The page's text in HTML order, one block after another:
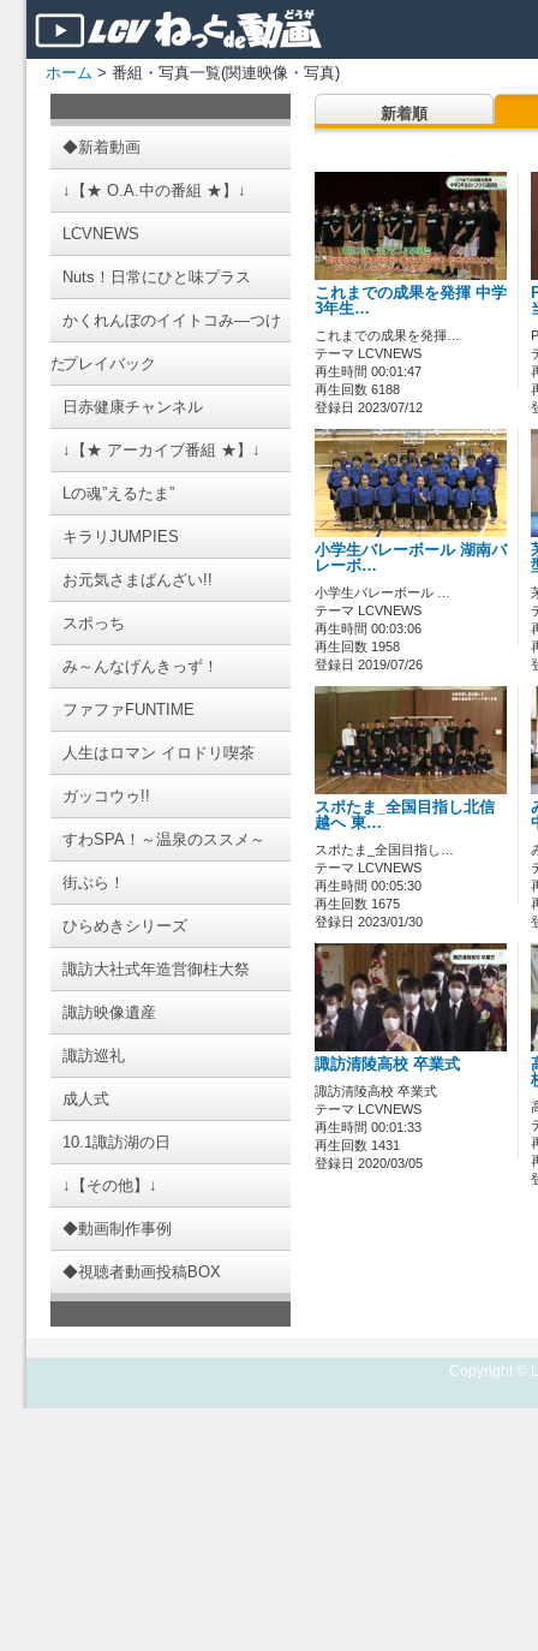
ホーム > 番組・写真一覧(関連映像・写真)
◆新着動画
↓【★ O.A.中の番組 ★】↓
LCVNEWS
Nuts！日常にひと味プラス
かくれんぼのイイトコみ―つけ
たプレイバック
日赤健康チャンネル
↓【★ アーカイブ番組 ★】↓
Lの魂”えるたま”
キラリJUMPIES
お元気さまばんざい!!
スポっち
み～んなげんきっず！
ファファFUNTIME
人生はロマン イロドリ喫茶
ガッコウゥ!!
すわSPA！～温泉のススメ～
街ぶら！
ひらめきシリーズ
諏訪大社式年造営御柱大祭
諏訪映像遺産
諏訪巡礼
成人式
10.1諏訪湖の日
↓【その他】↓
◆動画制作事例
◆視聴者動画投稿BOX
新着順
これまでの成果を発揮 中学
3年生…
これまでの成果を発揮…
テーマ LCVNEWS
再生時間 00:01:47
再生回数 6188
登録日 2023/07/12
小学生バレーボール 湖南バ
レーボ…
小学生バレーボール …
テーマ LCVNEWS
再生時間 00:03:06
再生回数 1958
登録日 2019/07/26
スポたま_全国目指し北信
越へ 東…
スポたま_全国目指し…
テーマ LCVNEWS
再生時間 00:05:30
再生回数 1675
登録日 2023/01/30
諏訪清陵高校 卒業式
諏訪清陵高校 卒業式
テーマ LCVNEWS
再生時間 00:01:33
再生回数 1431
登録日 2020/03/05
Copyright ©